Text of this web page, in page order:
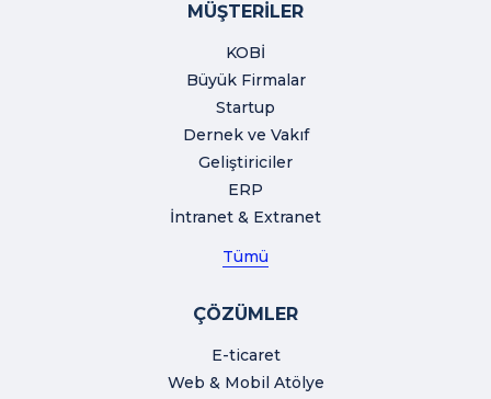
MÜŞTERİLER
KOBİ
Büyük Firmalar
Startup
Dernek ve Vakıf
Geliştiriciler
ERP
İntranet & Extranet
Tümü
ÇÖZÜMLER
E-ticaret
Web & Mobil Atölye